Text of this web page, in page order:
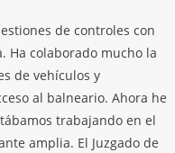
de controles con
Ha colaborado mucho la
de vehículos y
al balneario. Ahora he
trabajando en el
amplia. El Juzgado de